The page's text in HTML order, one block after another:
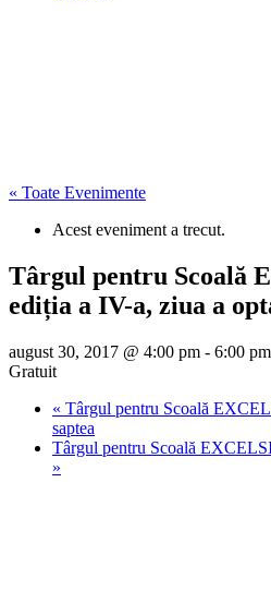
« Toate Evenimente
Acest eveniment a trecut.
Târgul pentru Scoală
ediția a IV-a, ziua a
august 30, 2017 @ 4:00 pm - 6:00 pm
Gratuit
« Târgul pentru Scoală
saptea
Târgul pentru Scoală
»